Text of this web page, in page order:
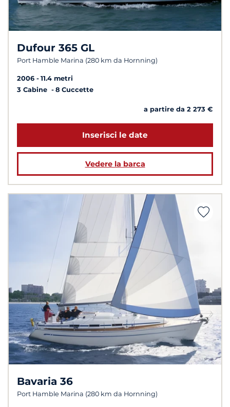
Dufour 365 GL
Port Hamble Marina (280 km da Hornning)
2006
11.4 metri
3 Cabine
8 Cuccette
a partire da 2 273 €
Inserisci le date
Vedere la barca
Bavaria 36
Port Hamble Marina (280 km da Hornning)